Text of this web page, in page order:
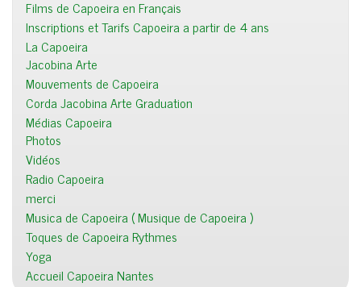
Films de Capoeira en Français
Inscriptions et Tarifs Capoeira a partir de 4 ans
La Capoeira
Jacobina Arte
Mouvements de Capoeira
Corda Jacobina Arte Graduation
Médias Capoeira
Photos
Vidéos
Radio Capoeira
merci
Musica de Capoeira ( Musique de Capoeira )
Toques de Capoeira Rythmes
Yoga
Accueil Capoeira Nantes